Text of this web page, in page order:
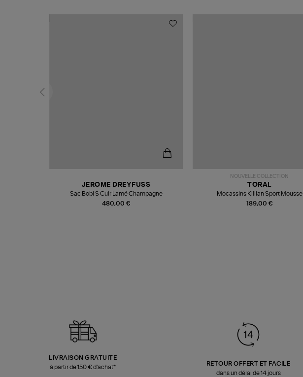
480,00 €
JEROME DREYFUSS
Sac Bobi S Cuir Lamé Champagne
NOUVELLE COLLECTION
189,00 €
TORAL
Mocassins Killian Sport Mousse
LIVRAISON GRATUITE
à partir de 150 € d'achat*
RETOUR OFFERT ET FACILE
dans un délai de 14 jours